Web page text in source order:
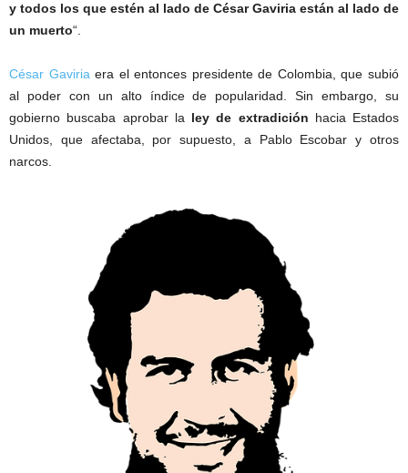
y todos los que estén al lado de César Gaviria están al lado de
un muerto“.
César Gaviria era el entonces presidente de Colombia, que subió
al poder con un alto índice de popularidad. Sin embargo, su
gobierno buscaba aprobar la ley de extradición hacia Estados
Unidos, que afectaba, por supuesto, a Pablo Escobar y otros
narcos.